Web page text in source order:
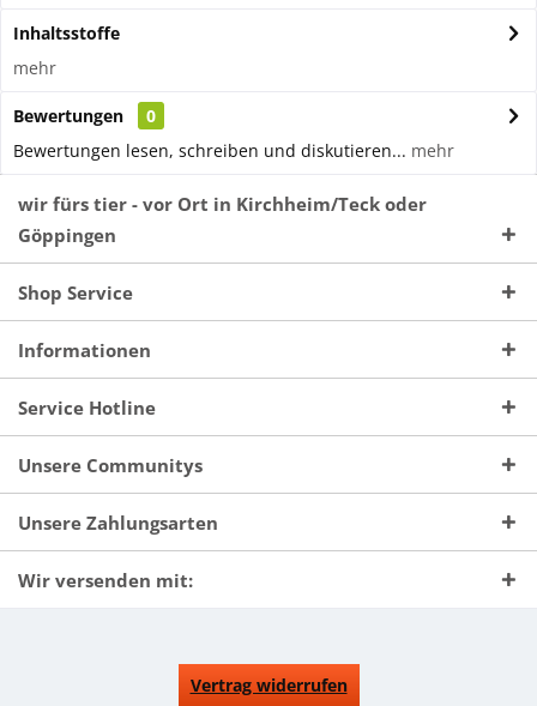
Inhaltsstoffe
mehr
Bewertungen
0
Bewertungen lesen, schreiben und diskutieren... mehr
wir fürs tier - vor Ort in Kirchheim/Teck oder
Göppingen
Shop Service
Informationen
Service Hotline
Unsere Communitys
Unsere Zahlungsarten
Wir versenden mit:
Vertrag widerrufen